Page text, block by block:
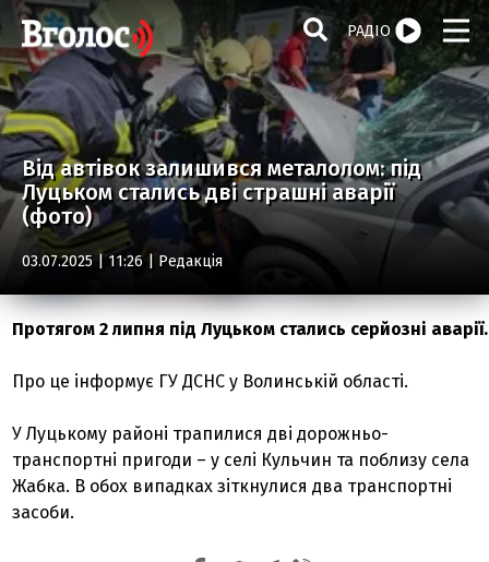
РАДІО
Від автівок залишився металолом: під
Луцьком стались дві страшні аварії
(фото)
03.07.2025 | 11:26 | Редакція
Протягом 2 липня під Луцьком стались серйозні аварії.
Про це інформує ГУ ДСНС у Волинській області.
У Луцькому районі трапилися дві дорожньо-
транспортні пригоди – у селі Кульчин та поблизу села
Жабка. В обох випадках зіткнулися два транспортні
засоби.